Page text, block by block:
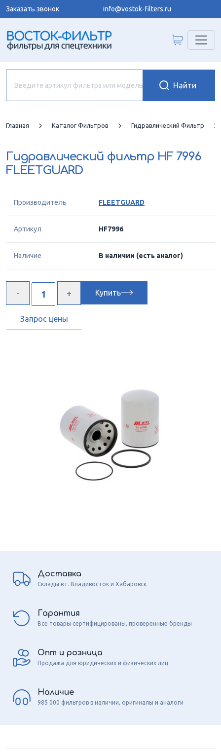
Заказать звонок info@vostok-filters.ru
Главная Каталог Фильтров Гидравлический Фильтр
Гидравлический фильтр HF 7996
FLEETGUARD
Производитель FLEETGUARD
Артикул HF7996
Наличие В наличии (есть аналог)
Купить
Запрос цены
Доставка
Склады в г. Владивосток и Хабаровск
Гарантия
Все товары сертифицированы, проверенные бренды
Опт и розница
Продажа для юридических и физических лиц
Наличие
985 000 фильтров в наличии, оригиналы и аналоги